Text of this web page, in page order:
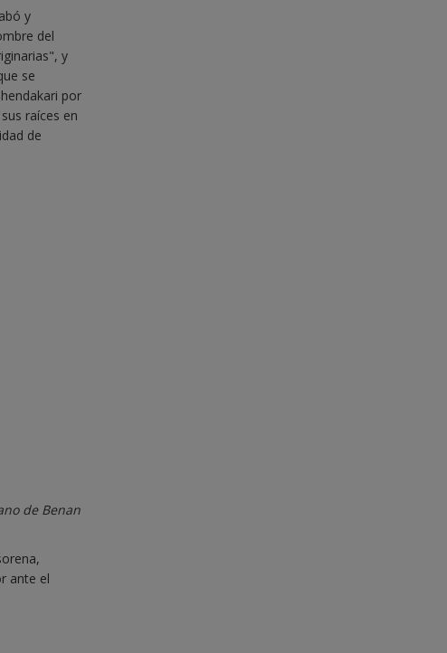
y
del
y
se
por
raíces en
de
de Benan
ante el